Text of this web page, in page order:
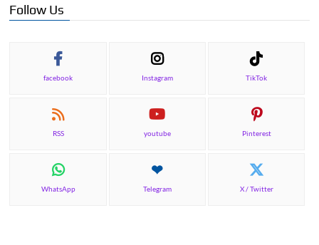
Follow Us
facebook Instagram TikTok
RSS youtube Pinterest
WhatsApp Telegram X / Twitter